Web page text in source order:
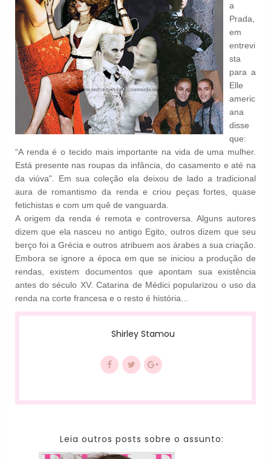
a
Prada,
em
entrevi
sta
para a
Elle
americ
ana
disse
que:
“A renda é o tecido mais importante na vida de uma mulher.
Está presente nas roupas da infância, do casamento e até na
da viúva". Em sua coleção ela deixou de lado a tradicional
aura de romantismo da renda e criou peças fortes, quase
fetichistas e com um quê de vanguarda.
A origem da renda é remota e controversa. Alguns autores
dizem que ela nasceu no antigo Egito, outros dizem que seu
berço foi a Grécia e outros atribuem aos árabes a sua criação.
Embora se ignore a época em que se iniciou a produção de
rendas, existem documentos que apontam sua existência
antes do século XV. Catarina de Médici popularizou o uso da
renda na corte francesa e o resto é história...
Shirley Stamou
Leia outros posts sobre o assunto: